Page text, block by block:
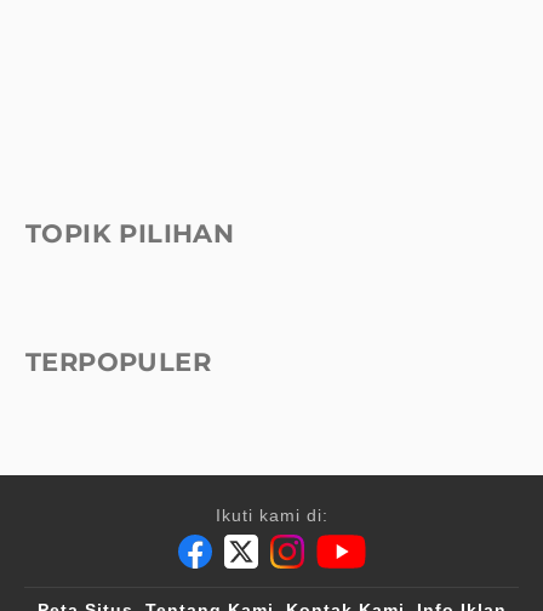
TOPIK PILIHAN
TERPOPULER
Ikuti kami di: